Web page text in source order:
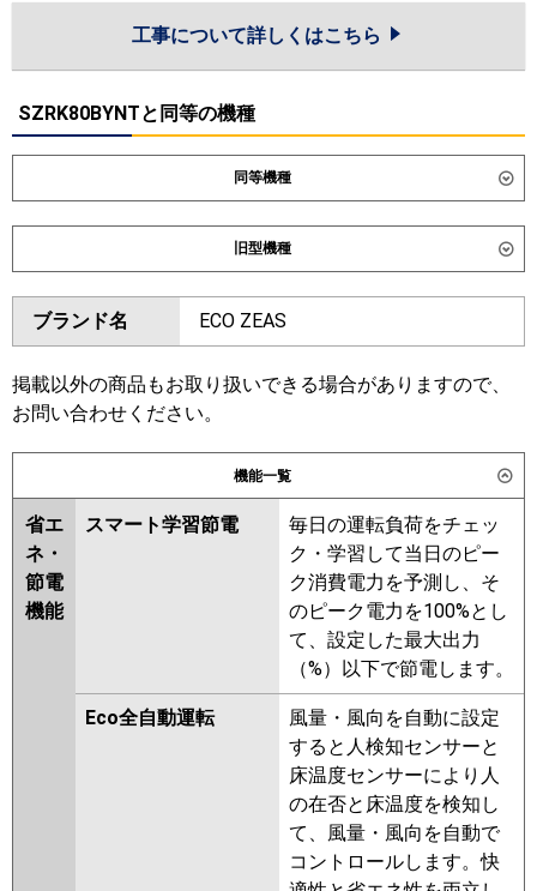
工事について詳しくはこちら
SZRK80BYNTと同等の機種
同等機種
ダイキン SZRK80CNT SZRK80CT
SDRK80BBN
東芝 GSHA08011XU GSHA08011MUB
GSSA08013MUB
三菱電機 PMZ-HRMP80F6 PMZ-
HRMP80FF6
RCIS-GP80RHN5
GP80RSH11
三菱重工 FDTSV806H6S
パナソニック PA-P80D7HC PA-P80D7HNC
旧型機種
ダイキン SZRK80BYT SZRK80BJT
SZRK80BJNT
SDRK80BN SZRK80BFT
SZRK80BFNT SZRK80BCT
SZRK80BCNT
東芝 RSHA08031MUB RSSA08033MUB
RSHA08031MU
RSSA08033MU RSSA08033XU
RSHA08031M RSHA08031X
ASHA08054M ASHA08054M-R
ASHA08054X ASHA08054X-R
ASEA08037M
ASEA08037X
RSSA08033M
RSSA08033X
ASEA08057X ASEA08057M
ASSA08057M ASSA08057X
PMZ-HRMP80FF5 PMZ-
HRMP80F5 PMZ-ERMP80F5
PMZ-ERMP80FE5 PMZ-
HRMP80FF4 PMZ-HRMP80F4
PMZ-ERMP80F4 PMZ-
ブランド名 ECO ZEAS
掲載以外の商品もお取り扱いできる場合がありますので、
お問い合わせください。
機能一覧
省エ
ネ・
節電
機能
スマート学習節電
毎日の運転負荷をチェッ
ク・学習して当日のピー
ク消費電力を予測し、そ
のピーク電力を100%とし
て、設定した最大出力
（%）以下で節電します。
Eco全自動運転
風量・風向を自動に設定
すると人検知センサーと
床温度センサーにより人
の在否と床温度を検知し
て、風量・風向を自動で
コントロールします。快